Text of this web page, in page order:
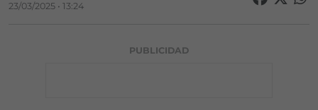
23/03/2025 • 13:24
PUBLICIDAD